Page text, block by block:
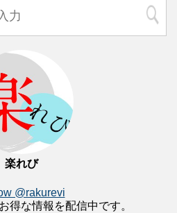
楽れび
@rakurevi
得な情報を配信中です。